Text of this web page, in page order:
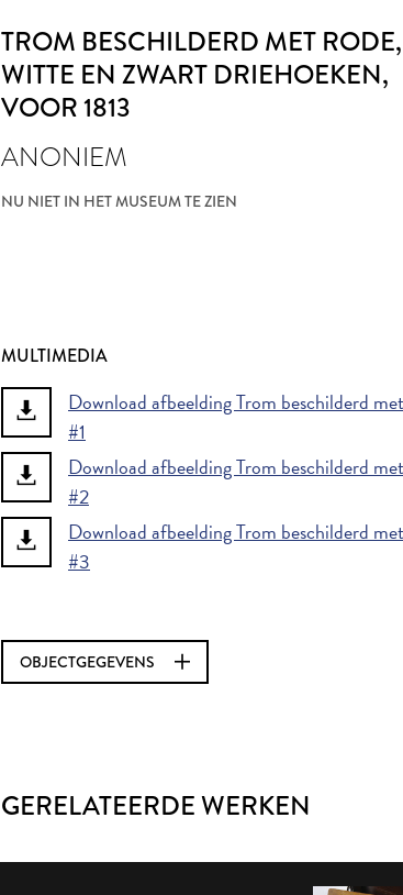
TROM BESCHILDERD MET RODE,
WITTE EN ZWART DRIEHOEKEN,
VOOR 1813
ANONIEM
NU NIET IN HET MUSEUM TE ZIEN
MULTIMEDIA
Download afbeelding Trom beschilderd
#1
Download afbeelding Trom beschilderd
#2
Download afbeelding Trom beschilderd
#3
OBJECTGEGEVENS
GERELATEERDE WERKEN